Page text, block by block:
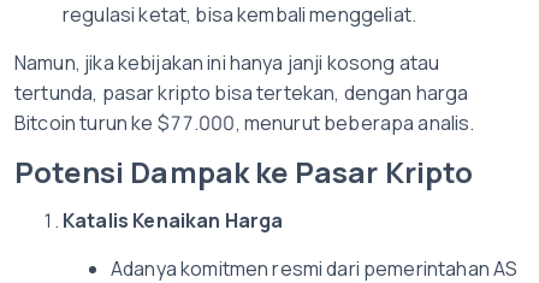
regulasi ketat, bisa kembali menggeliat.
Namun, jika kebijakan ini hanya janji kosong atau
tertunda, pasar kripto bisa tertekan, dengan harga
Bitcoin turun ke $77.000, menurut beberapa analis.
Potensi Dampak ke Pasar Kripto
Katalis Kenaikan Harga
Adanya komitmen resmi dari pemerintahan AS